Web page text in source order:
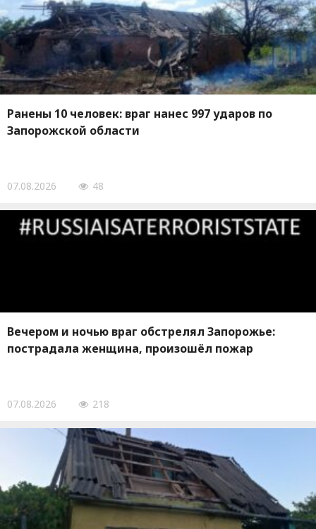
Ранены 10 человек: враг нанес 997 ударов по
Запорожской области
07.08.2026 48
Вечером и ночью враг обстрелял Запорожье:
пострадала женщина, произошёл пожар
07.08.2026 218